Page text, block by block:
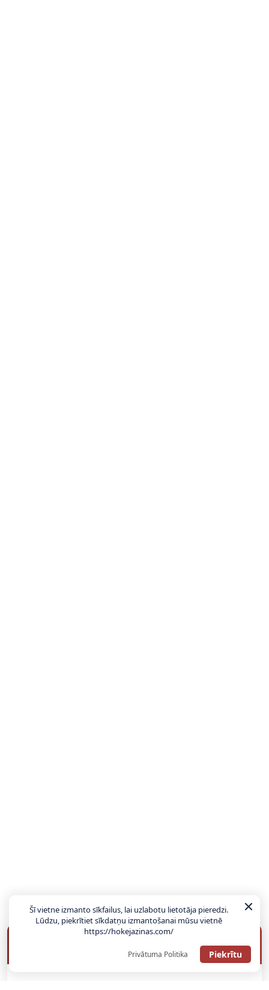
BUKMEIKERU BONUSI
Šī vietne izmanto sīkfailus, lai uzlabotu lietotāja pieredzi.
Lūdzu, piekrītiet sīkdatņu izmantošanai mūsu vietnē
https://hokejazinas.com/
Privātuma Politika Piekrītu